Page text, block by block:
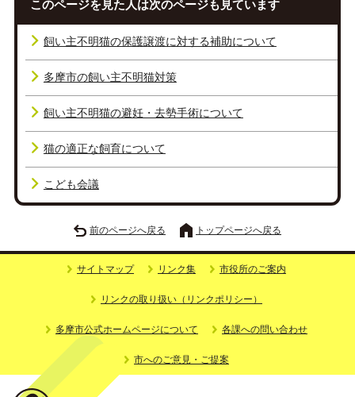
このページを見た人は次のページも見ています
飼い主不明猫の保護譲渡に対する補助について
多摩市の飼い主不明猫対策
飼い主不明猫の避妊・去勢手術について
猫の適正な飼育について
こども会議
前のページへ戻る トップページへ戻る
サイトマップ リンク集 市役所のご案内
リンクの取り扱い（リンクポリシー）
多摩市公式ホームページについて 各課への問い合わせ
市へのご意見・ご提案